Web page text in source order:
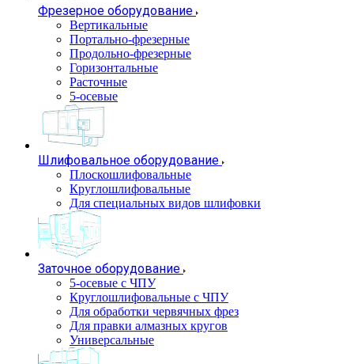
Фрезерное оборудование
Вертикальные
Портально-фрезерные
Продольно-фрезерные
Горизонтальные
Расточные
5-осевые
Шлифовальное оборудование
Плоскошлифовальные
Круглошлифовальные
Для специальных видов шлифовки
Заточное оборудование
5-осевые с ЧПУ
Круглошлифовальные с ЧПУ
Для обработки червячных фрез
Для правки алмазных кругов
Универсальные